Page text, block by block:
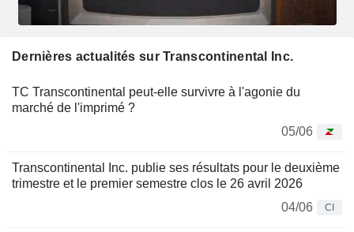
Dernières actualités sur Transcontinental Inc.
TC Transcontinental peut-elle survivre à l'agonie du
marché de l'imprimé ?
05/06
Transcontinental Inc. publie ses résultats pour le deuxième
trimestre et le premier semestre clos le 26 avril 2026
04/06
CI